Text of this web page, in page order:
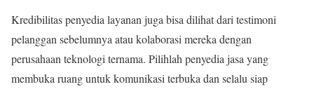
Kredibilitas penyedia layanan juga bisa dilihat dari testimoni
pelanggan sebelumnya atau kolaborasi mereka dengan
perusahaan teknologi ternama. Pilihlah penyedia jasa yang
membuka ruang untuk komunikasi terbuka dan selalu siap